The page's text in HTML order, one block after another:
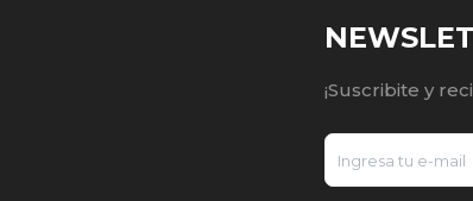
¡Suscribite y